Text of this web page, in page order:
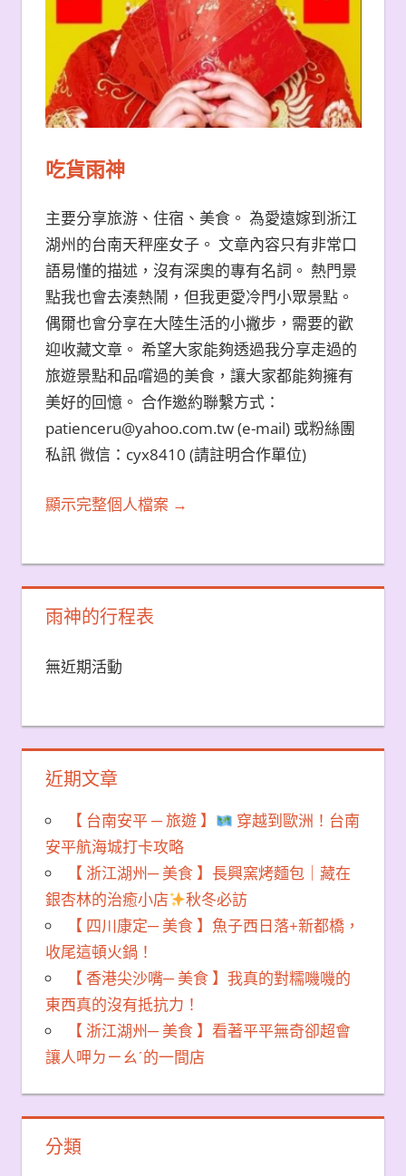
吃貨雨神
主要分享旅游、住宿、美食。 為愛遠嫁到浙江
湖州的台南天秤座女子。 文章內容只有非常口
語易懂的描述，沒有深奧的專有名詞。 熱門景
點我也會去湊熱鬧，但我更愛冷門小眾景點。
偶爾也會分享在大陸生活的小撇步，需要的歡
迎收藏文章。 希望大家能夠透過我分享走過的
旅遊景點和品嚐過的美食，讓大家都能夠擁有
美好的回憶。 合作邀約聯繫方式：
patienceru@yahoo.com.tw (e-mail) 或粉絲團
私訊 微信：cyx8410 (請註明合作單位)
顯示完整個人檔案 →
雨神的行程表
無近期活動
近期文章
【 台南安平 ─ 旅遊 】
穿越到歐洲！台南
安平航海城打卡攻略
【 浙江湖州─ 美食 】長興窯烤麵包｜藏在
銀杏林的治癒小店
秋冬必訪
【 四川康定─ 美食 】魚子西日落+新都橋，
收尾這頓火鍋！
【 香港尖沙嘴─ 美食 】我真的對糯嘰嘰的
東西真的沒有抵抗力！
【 浙江湖州─ 美食 】看著平平無奇卻超會
讓人呷ㄉㄧㄠˊ的一間店
分類